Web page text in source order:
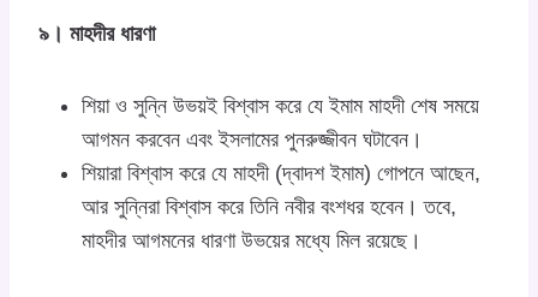
৯। মাহদীর ধারণা
শিয়া ও সুন্নি উভয়ই বিশ্বাস করে যে ইমাম মাহদী শেষ সময়ে
আগমন করবেন এবং ইসলামের পুনরুজ্জীবন ঘটাবেন।
শিয়ারা বিশ্বাস করে যে মাহদী (দ্বাদশ ইমাম) গোপনে আছেন,
আর সুন্নিরা বিশ্বাস করে তিনি নবীর বংশধর হবেন। তবে,
মাহদীর আগমনের ধারণা উভয়ের মধ্যে মিল রয়েছে।